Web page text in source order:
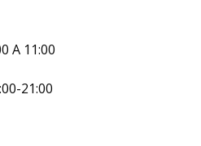
A 11:00
21:00